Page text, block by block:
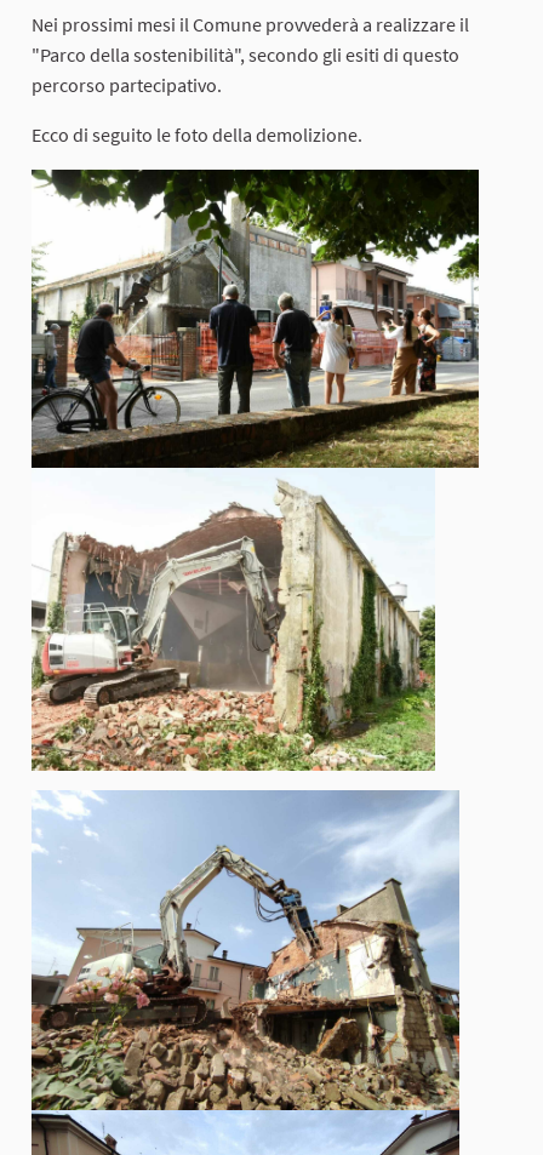
Nei prossimi mesi il Comune provvederà a realizzare il
"Parco della sostenibilità", secondo gli esiti di questo
percorso partecipativo.
Ecco di seguito le foto della demolizione.